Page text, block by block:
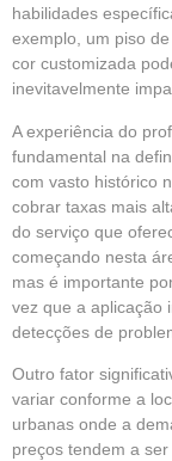
habilidades
exemplo, um piso
cor customizada
inevitavelmente
A experiência do
fundamental na
com vasto histórico
cobrar taxas mais
do serviço que
começando nesta
mas é importante
vez que a aplicação
detecções de
Outro fator
variar conforme a
urbanas onde a
preços tendem a